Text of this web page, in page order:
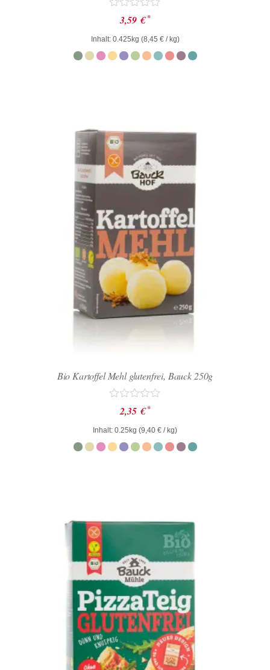
Bewertet
mit
0
von
5
3,59 € *
Inhalt: 0.425kg (8,45 €/ kg)
Bio Kartoffel Mehl glutenfrei, Bauck 250g
Bewertet
mit
0
von
5
2,35 € *
Inhalt: 0.25kg (9,40 € / kg)